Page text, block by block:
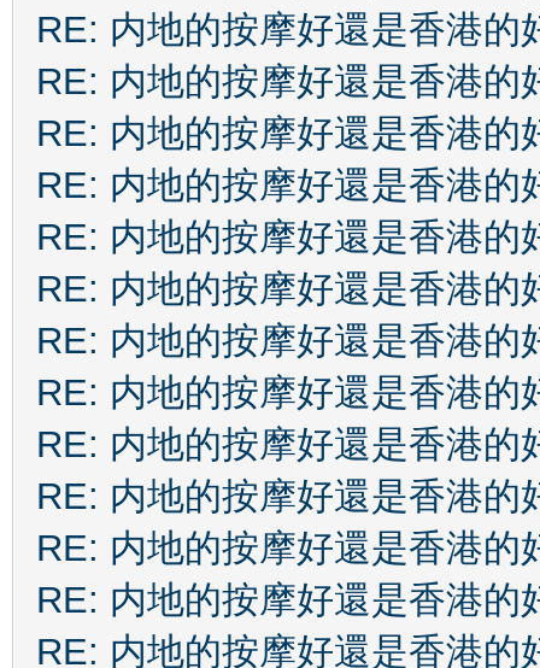
RE: 内地的按摩好還是香港的
RE: 内地的按摩好還是香港的
RE: 内地的按摩好還是香港的
RE: 内地的按摩好還是香港的
RE: 内地的按摩好還是香港的
RE: 内地的按摩好還是香港的
RE: 内地的按摩好還是香港的
RE: 内地的按摩好還是香港的
RE: 内地的按摩好還是香港的
RE: 内地的按摩好還是香港的
RE: 内地的按摩好還是香港的
RE: 内地的按摩好還是香港的
RE: 内地的按摩好還是香港的